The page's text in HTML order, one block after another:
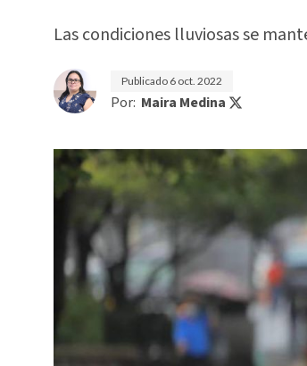
Las condiciones lluviosas se
Publicado 6 oct. 2022
Por: Maira Medina